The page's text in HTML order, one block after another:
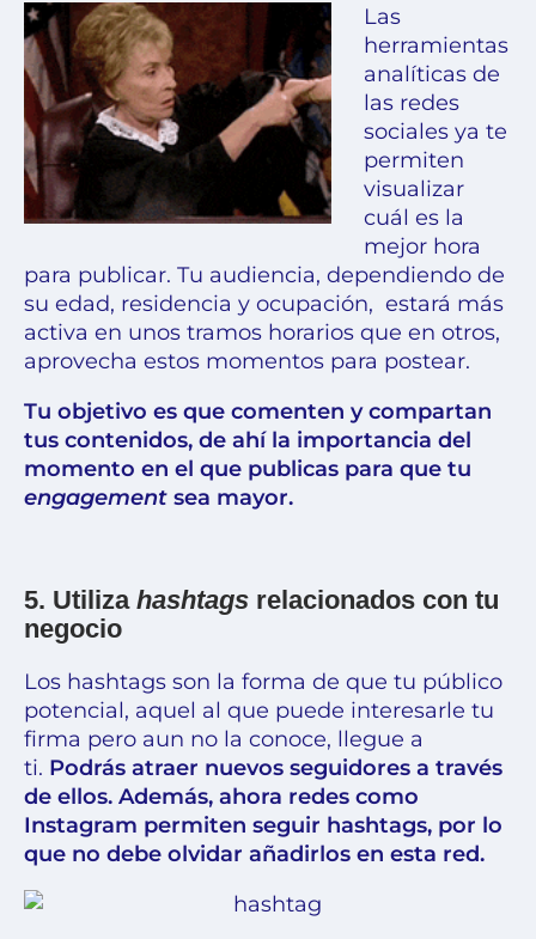
Las
herramientas
analíticas de
las redes
sociales ya te
permiten
visualizar
cuál es la
mejor hora
para publicar. Tu audiencia, dependiendo de
su edad, residencia y ocupación, estará más
activa en unos tramos horarios que en otros,
aprovecha estos momentos para postear.
Tu objetivo es que comenten y compartan
tus contenidos, de ahí la importancia del
momento en el que publicas para que tu
engagement sea mayor.
5. Utiliza hashtags relacionados con tu
negocio
Los hashtags son la forma de que tu público
potencial, aquel al que puede interesarle tu
firma pero aun no la conoce, llegue a
ti. Podrás atraer nuevos seguidores a través
de ellos. Además, ahora redes como
Instagram permiten seguir hashtags, por lo
que no debe olvidar añadirlos en esta red.